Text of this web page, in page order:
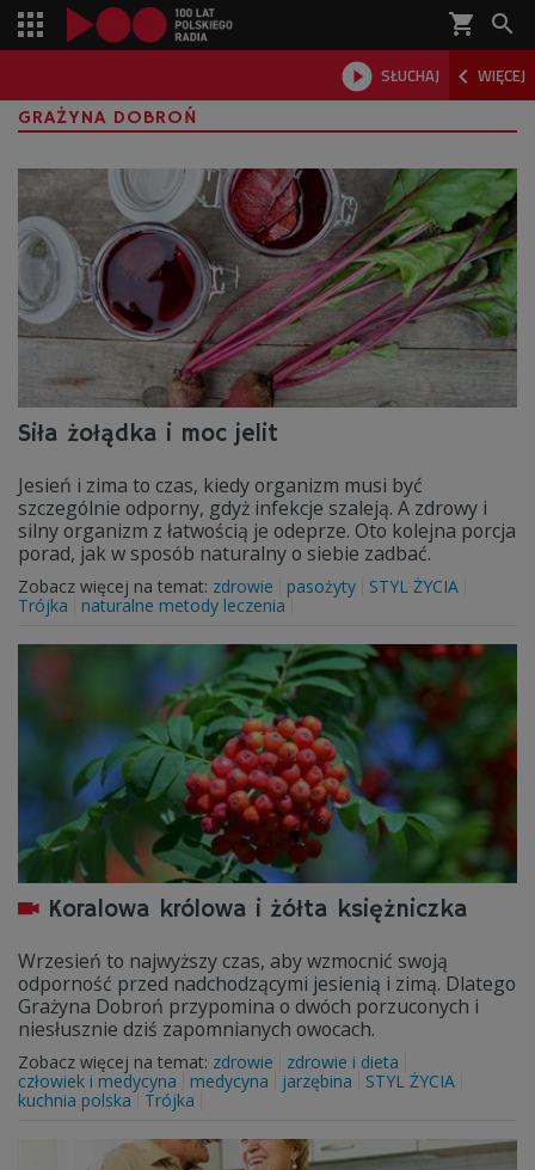
shopping_cart 
 SŁUCHAJ  WIĘCEJ

GRAŻYNA DOBROŃ
Siła żołądka i moc jelit
Jesień i zima to czas, kiedy organizm musi być
szczególnie odporny, gdyż infekcje szaleją. A zdrowy i
silny organizm z łatwością je odeprze. Oto kolejna porcja
porad, jak w sposób naturalny o siebie zadbać.
Zobacz więcej na temat: zdrowie pasożyty
STYL ŻYCIA
Trójka
naturalne metody leczenia
Koralowa królowa i żółta księżniczka
Wrzesień to najwyższy czas, aby wzmocnić swoją
odporność przed nadchodzącymi jesienią i zimą. Dlatego
Grażyna Dobroń przypomina o dwóch porzuconych i
niesłusznie dziś zapomnianych owocach.
Zobacz więcej na temat: zdrowie
zdrowie i dieta
człowiek i medycyna
medycyna jarzębina
STYL ŻYCIA
kuchnia polska
Trójka